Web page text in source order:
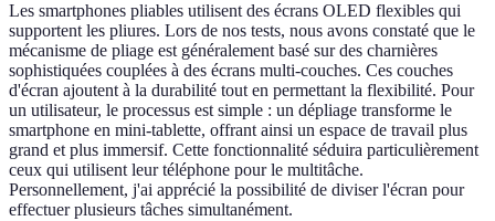
Les smartphones pliables utilisent des écrans OLED flexibles qui
supportent les pliures. Lors de nos tests, nous avons constaté que le
mécanisme de pliage est généralement basé sur des charnières
sophistiquées couplées à des écrans multi-couches. Ces couches
d'écran ajoutent à la durabilité tout en permettant la flexibilité. Pour
un utilisateur, le processus est simple : un dépliage transforme le
smartphone en mini-tablette, offrant ainsi un espace de travail plus
grand et plus immersif. Cette fonctionnalité séduira particulièrement
ceux qui utilisent leur téléphone pour le multitâche.
Personnellement, j'ai apprécié la possibilité de diviser l'écran pour
effectuer plusieurs tâches simultanément.